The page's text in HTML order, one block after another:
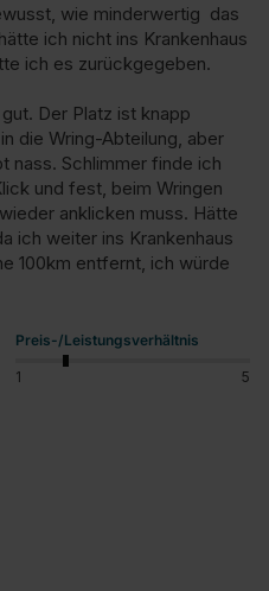
wie minderwertig  das
ich nicht ins Krankenhaus
ich es zurückgegeben.
Der Platz ist knapp
die Wring-Abteilung, aber
nass. Schlimmer finde ich
und fest, beim Wringen
anklicken muss. Hätte
ich weiter ins Krankenhaus
100km entfernt, ich würde
Preis-/Leistungsverhältnis
1
5